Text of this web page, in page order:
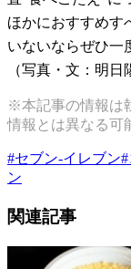
ほかにおすすめす
いないならぜひ一
（写真・文：明日
※本記事の情報は
情報とは異なる可
#セブン-イレブン#
ン
関連記事